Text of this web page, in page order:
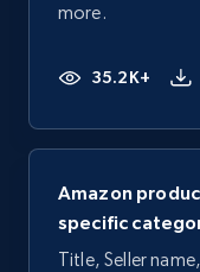
more.
35.2K+
Amazon
specific
Title, Seller